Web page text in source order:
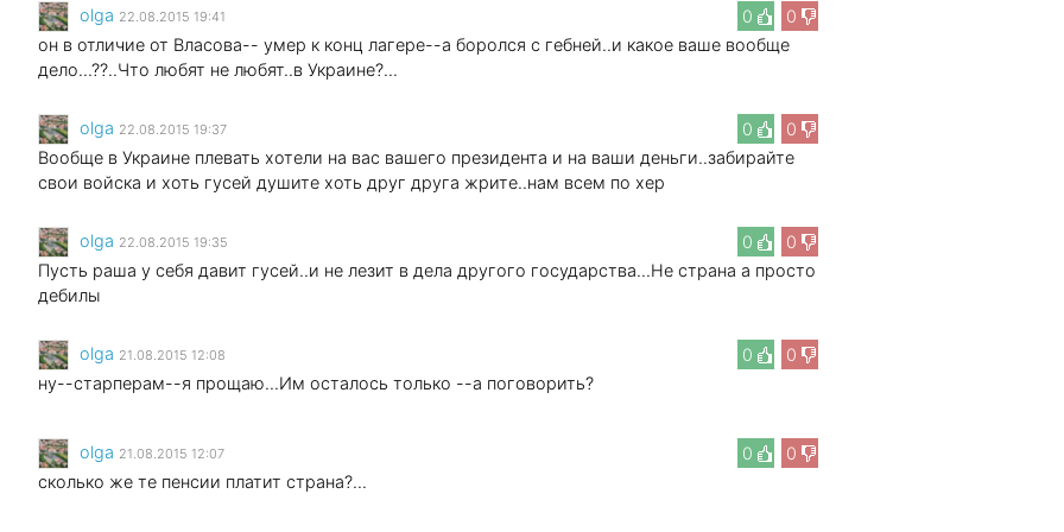
0 0
olga 22.08.2015 19:41
он в отличие от Власова-- умер к конц лагере--а боролся с гебней..и какое ваше вообще
дело...??..Что любят не любят..в Украине?...
0 0
olga 22.08.2015 19:37
Вообще в Украине плевать хотели на вас вашего президента и на ваши деньги..забирайте
свои войска и хоть гусей душите хоть друг друга жрите..нам всем по хер
0 0
olga 22.08.2015 19:35
Пусть раша у себя давит гусей..и не лезит в дела другого государства...Не страна а просто
дебилы
0 0
olga 21.08.2015 12:08
ну--старперам--я прощаю...Им осталось только --а поговорить?
0 0
olga 21.08.2015 12:07
сколько же те пенсии платит страна?...